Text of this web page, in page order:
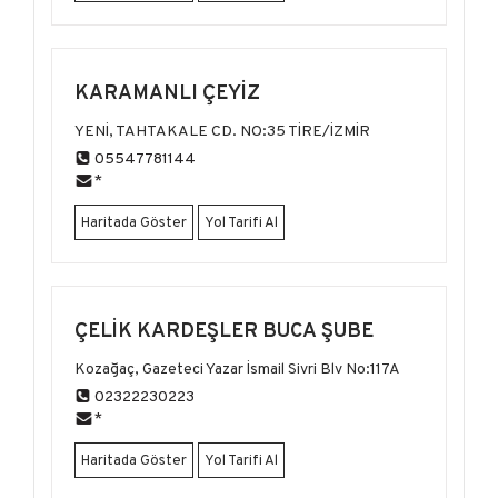
KARAMANLI ÇEYIZ
YENİ, TAHTAKALE CD. NO:35 TİRE/İZMİR
05547781144
*
Haritada Göster Yol Tarifi Al
ÇELIK KARDEŞLER BUCA ŞUBE
Kozağaç, Gazeteci Yazar İsmail Sivri Blv No:117A
02322230223
*
Haritada Göster Yol Tarifi Al